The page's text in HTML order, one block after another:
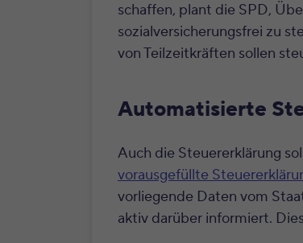
schaffen, plant die SPD,
sozialversicherungsfrei zu
von Teilzeitkräften sollen
Automatisierte
Auch die Steuererklärung
vorausgefüllte
vorliegende Daten vom
aktiv darüber informiert.